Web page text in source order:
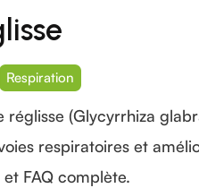
Respiration
réglisse (Glycyrrhiza
respiratoires et
FAQ complète.